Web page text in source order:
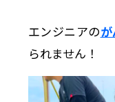
エンジニアの
られません！